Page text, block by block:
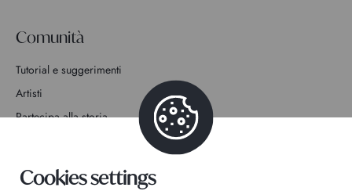
Comunità
Tutorial e suggerimenti
Artisti
Partecipa alla storia
Cookies settings